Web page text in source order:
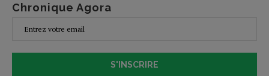
Chronique Agora
S'INSCRIRE